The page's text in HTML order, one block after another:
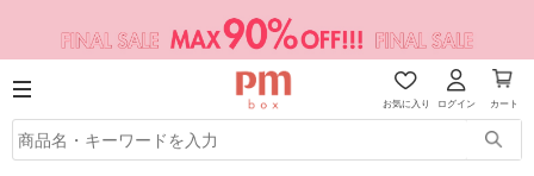
お気に入り ログイン カート